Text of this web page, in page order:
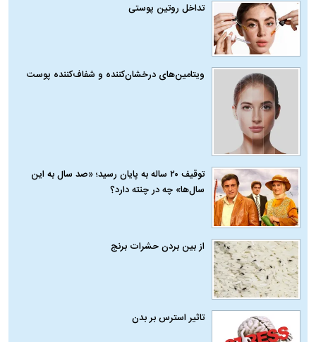
تداخل روتین پوستی
ویتامین‌های درخشان‌کننده و شفاف‌کننده پوست
توقیف ۲۰ ساله به پایان رسید؛ «صد سال به این
سال‌ها» چه در چنته دارد؟
از بین بردن حشرات برنج
تاثیر استرس بر بدن